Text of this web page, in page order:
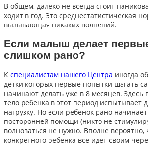
В общем, далеко не всегда стоит
ходит в год. Это среднестатистическая
вызывающая никаких волнений.
Если малыш делает
слишком рано?
К специалистам нашего Центра иногда
детки которых первые попытки шагать
начинают делать уже в 8 месяцев. Здесь
тело ребенка в этот период испытывает
нагрузку. Но если ребенок рано начинает
посторонней помощи (никто не
волноваться не нужно. Вполне вероятно,
конкретного ребенка все идет своим